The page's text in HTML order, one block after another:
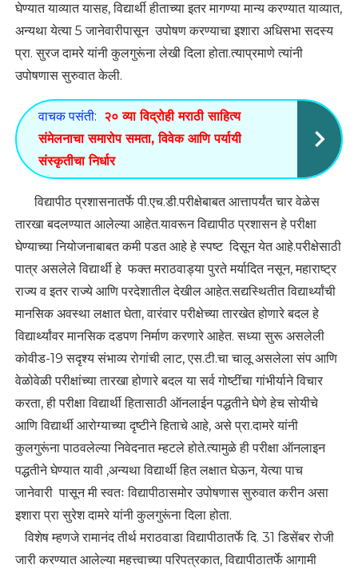
घेण्यात याव्यात यासह, विद्यार्थी हीताच्या इतर मागण्या मान्य करण्यात याव्यात,
अन्यथा येत्या 5 जानेवारीपासून उपोषण करण्याचा इशारा अधिसभा सदस्य
प्रा. सुरज दामरे यांनी कुलगुरूंना लेखी दिला होता.त्याप्रमाणे त्यांनी
उपोषणास सुरुवात केली.
वाचक पसंती: २० व्या विद्रोही मराठी साहित्य
संमेलनाचा समारोप समता, विवेक आणि पर्यायी
संस्कृतीचा निर्धार
विद्यापीठ प्रशासनातर्फे पी.एच.डी.परीक्षेबाबत आत्तापर्यंत चार वेळेस
तारखा बदलण्यात आलेल्या आहेत.यावरून विद्यापीठ प्रशासन हे परीक्षा
घेण्याच्या नियोजनाबाबत कमी पडत आहे हे स्पष्ट दिसून येत आहे.परीक्षेसाठी
पात्र असलेले विद्यार्थी हे फक्त मराठवाड्या पुरते मर्यादित नसून, महाराष्ट्र
राज्य व इतर राज्ये आणि परदेशातील देखील आहेत.सद्यस्थितीत विद्यार्थ्यांची
मानसिक अवस्था लक्षात घेता, वारंवार परीक्षेच्या तारखेत होणारे बदल हे
विद्यार्थ्यांवर मानसिक दडपण निर्माण करणारे आहेत. सध्या सुरू असलेली
कोवीड-19 सदृश्य संभाव्य रोगांची लाट, एस.टी.चा चालू असलेला संप आणि
वेळोवेळी परीक्षांच्या तारखा होणारे बदल या सर्व गोष्टींचा गांभीर्याने विचार
करता, ही परीक्षा विद्यार्थी हितासाठी ऑनलाईन पद्धतीने घेणे हेच सोयीचे
आणि विद्यार्थी आरोग्याच्या दृष्टीने हिताचे आहे, असे प्रा.दामरे यांनी
कुलगुरूंना पाठवलेल्या निवेदनात म्हटले होते.त्यामुळे ही परीक्षा ऑनलाइन
पद्धतीने घेण्यात यावी ,अन्यथा विद्यार्थी हित लक्षात घेऊन, येत्या पाच
जानेवारी पासून मी स्वतः विद्यापीठासमोर उपोषणास सुरुवात करीन असा
इशारा प्रा सुरेश दामरे यांनी कुलगुरूंना दिला होता.
विशेष म्हणजे रामानंद तीर्थ मराठवाडा विद्यापीठातर्फे दि. 31 डिसेंबर रोजी
जारी करण्यात आलेल्या महत्त्वाच्या परिपत्रकात, विद्यापीठातर्फे आगामी